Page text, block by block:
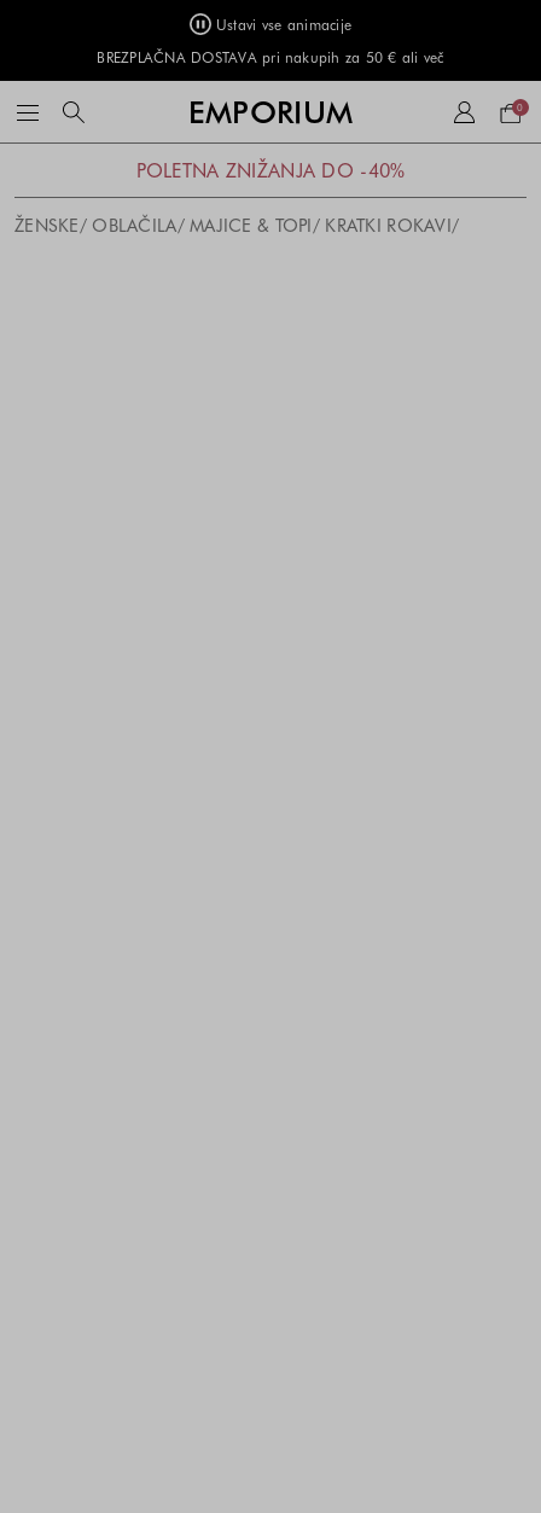
Ustavi vse animacije
BREZPLAČNA DOSTAVA pri nakupih za 50 € ali več
EMPORIUM 0
POLETNA ZNIŽANJA DO -40%
ŽENSKE OBLAČILA MAJICE & TOPI KRATKI ROKAVI